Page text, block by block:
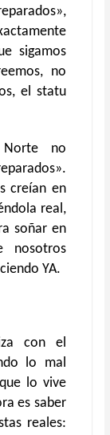
sigamos
no
el statu
no
creían en
real,
soñar en
nosotros
YA.
con el
lo mal
lo vive
es saber
reales: